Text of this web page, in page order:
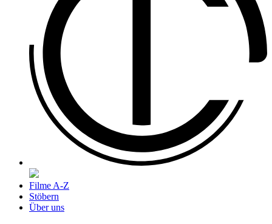
Filme A-Z
Stöbern
Über uns